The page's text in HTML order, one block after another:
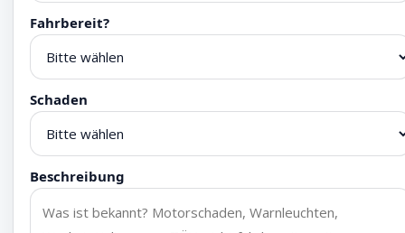
Fahrbereit?
Schaden
Beschreibung